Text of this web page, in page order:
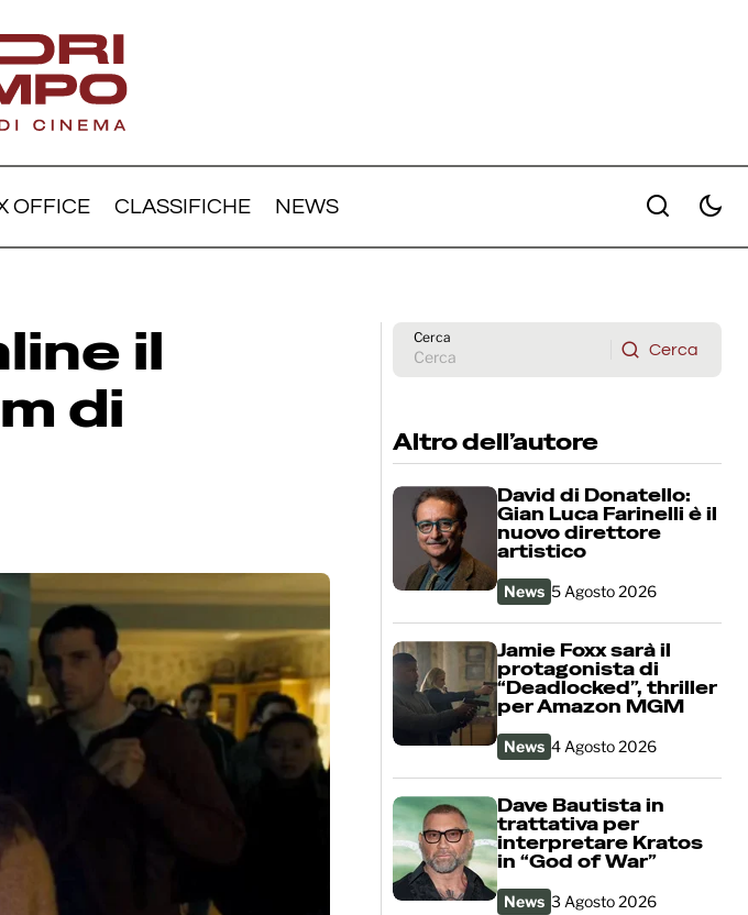
OFFICE CLASSIFICHE NEWS
il trailer
il
di
Cerca
Cerca
Altro dell’autore
David di Donatello:
Gian Luca Farinelli è il
nuovo direttore
artistico
News 5 Agosto 2026
Jamie Foxx sarà il
protagonista di
“Deadlocked”, thriller
per Amazon MGM
News 4 Agosto 2026
Dave Bautista in
trattativa per
interpretare Kratos
in “God of War”
News 3 Agosto 2026